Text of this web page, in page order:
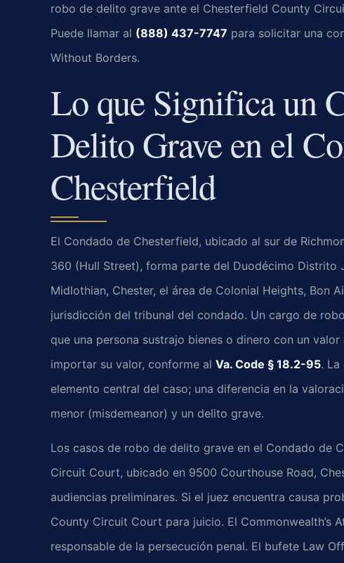
robo de delito grave ante el Chesterfield County
Puede llamar al (888) 437-7747 para solicitar una
Without Borders.
Lo que Significa un
Delito Grave en el
Chesterfield
El Condado de Chesterfield, ubicado al sur de
360 (Hull Street), forma parte del Duodécimo Distrito
Midlothian, Chester, el área de Colonial Heights, Bon
jurisdicción del tribunal del condado. Un cargo de
que una persona sustrajo bienes o dinero con un
importar su valor, conforme al Va. Code § 18.2-95.
elemento central del caso; una diferencia en la
menor (misdemeanor) y un delito grave.
Los casos de robo de delito grave en el Condado de
Circuit Court, ubicado en 9500 Courthouse Road,
audiencias preliminares. Si el juez encuentra causa
County Circuit Court para juicio. El Commonwealth’s
responsable de la persecución penal. El bufete Law